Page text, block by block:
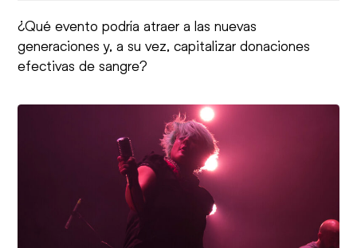
¿Qué evento podría atraer a las nuevas
generaciones y, a su vez, capitalizar donaciones
efectivas de sangre?